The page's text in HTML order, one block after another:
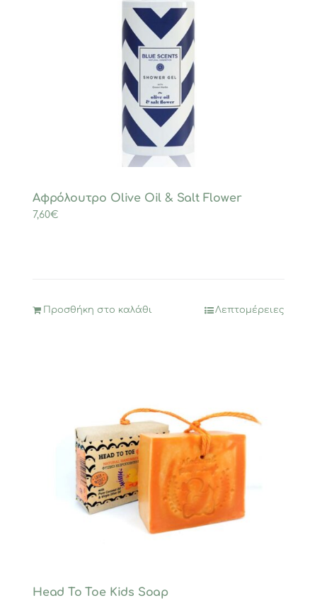
Αφρόλουτρο Olive Oil & Salt Flower
7,60€
Προσθήκη στο καλάθι Λεπτομέρειες
Head To Toe Kids Soap